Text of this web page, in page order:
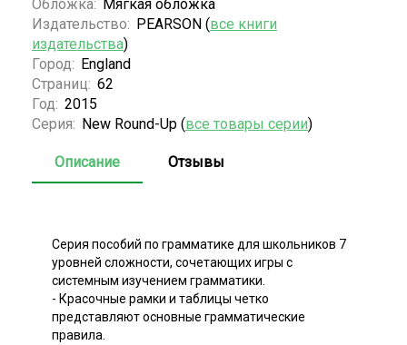
Обложка: Мягкая обложка
Издательство: PEARSON (все книги
издательства)
Город: England
Страниц: 62
Год: 2015
Серия: New Round-Up (все товары серии)
Описание Отзывы
Серия пособий по грамматике для школьников 7
уровней сложности, сочетающих игры с
системным изучением грамматики.
- Красочные рамки и таблицы четко
представляют основные грамматические
правила.